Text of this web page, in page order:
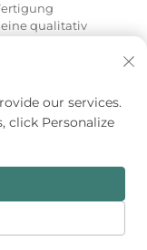
eine qualitativ
aufwändigen
können diesen
individuelle
können. Die
mehrere
sollten
wie
our services.
click Personalize